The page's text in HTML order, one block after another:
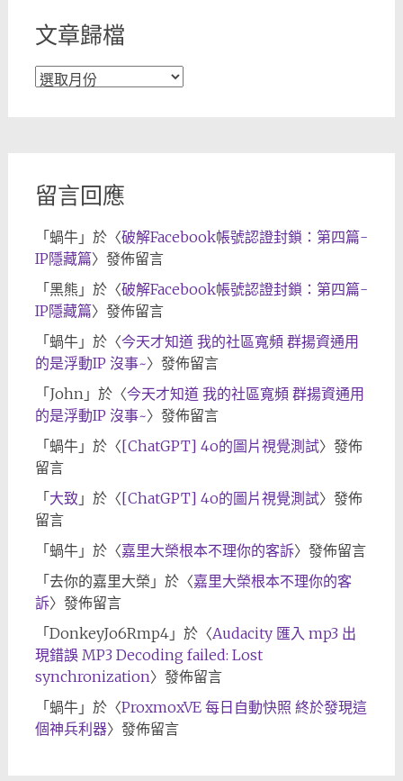
文章歸檔
文
留言回應
「 蝸牛」於〈破解Facebook帳號認證封鎖：第四篇-
IP隱藏篇〉發佈留言
「 黑熊 」於〈破解Facebook帳號認證封鎖：第四篇-
IP隱藏篇〉發佈留言
「 蝸牛」於〈今天才知道 我的社區寬頻 群揚資通用
的是浮動IP 沒事~〉發佈留言
「 John」於〈今天才知道 我的社區寬頻 群揚資通用
的是浮動IP 沒事~〉發佈留言
「 蝸牛」於〈[ChatGPT] 4o的圖片視覺測試〉發佈
留言
「 大致 」於〈[ChatGPT] 4o的圖片視覺測試〉發佈
留言
「 蝸牛」於〈嘉里大榮根本不理你的客訴〉發佈留言
「 去你的嘉里大榮 」於〈嘉里大榮根本不理你的客
訴〉發佈留言
「 DonkeyJo6Rmp4」於〈Audacity 匯入 mp3 出
現錯誤 MP3 Decoding failed: Lost
synchronization〉發佈留言
「 蝸牛」於〈ProxmoxVE 每日自動快照 終於發現這
個神兵利器〉發佈留言